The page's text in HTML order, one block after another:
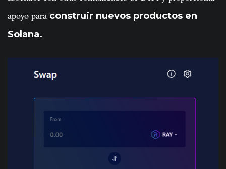
apoyo para construir nuevos productos en
Solana.